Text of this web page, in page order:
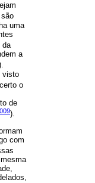
uma
da
a
visto
o
de
).
com